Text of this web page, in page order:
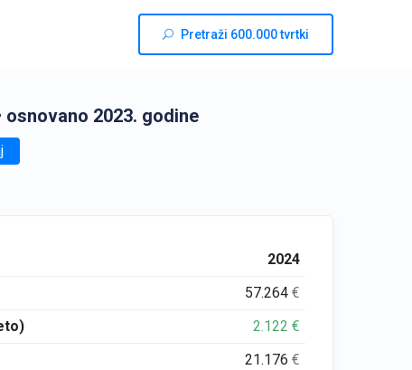
Pretraži 600.000 tvrtki
osnovano 2023. godine
2024
57.264€
2.122€
21.176€